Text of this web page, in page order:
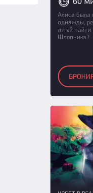
Алиса была
однажды,
ли ей
Шляпника?